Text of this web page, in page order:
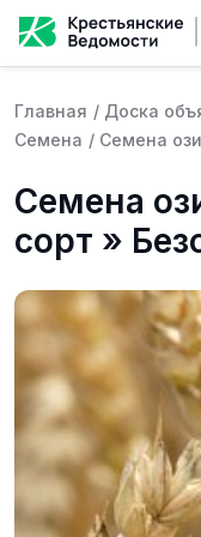
Главная / Доска
Семена / Семена
Семена
сорт »